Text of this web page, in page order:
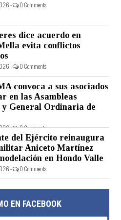
- 0 Comments
dice acuerdo en
evita conflictos
- 0 Comments
convoca a sus asociados
en las Asambleas
General Ordinaria de
- 0 Comments
del Ejército reinaugura
Aniceto Martínez
en Hondo Valle
- 0 Comments
EN FACEBOOK